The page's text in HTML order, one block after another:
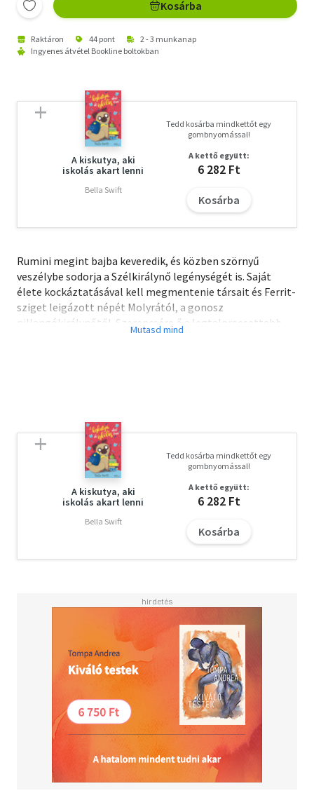
Kosárba
Raktáron 44 pont
2 - 3 munkanap
Ingyenes átvétel Bookline boltokban
A kiskutya, aki
iskolás akart lenni
Bella Swift
Tedd kosárba mindkettőt egy
gombnyomással!
A kettő együtt:
6 282 Ft
Kosárba
Rumini megint bajba keveredik, és közben szörnyű
veszélybe sodorja a Szélkirálynő legénységét is. Saját
élete kockáztatásával kell megmentenie társait és Ferrit-
sziget leigázott népét Molyrától, a gonosz
pillangókirálynőtől. Szerencsére ő a legtalpraesettebb
egérfiú a világon, így aztán sok mulatságos kaland után
A József Attila-díjas Berg Judit színdarabja az ismerős
szereplőkkel jó bevezetés a drámaolvasásba, sőt az
iskolai színjátszásba is.
A kiskutya, aki
iskolás akart lenni
Bella Swift
Tedd kosárba mindkettőt egy
gombnyomással!
A kettő együtt:
6 282 Ft
Kosárba